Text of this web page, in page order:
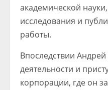
академической
исследования и
работы.
Впоследствии
деятельности и
корпорации, где он